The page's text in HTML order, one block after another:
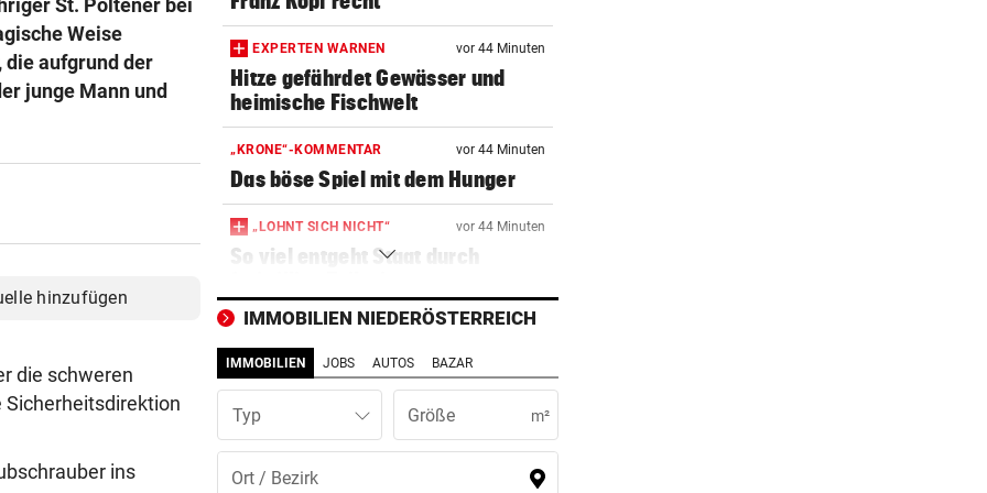
St. Pöltener bei
Weise
die aufgrund der
junge Mann und
hinzufügen
die schweren
Sicherheitsdirektion
ins
EXPERTEN WARNEN vor 44 Minuten
Hitze gefährdet Gewässer und
heimische Fischwelt
„KRONE“-KOMMENTAR vor 44 Minuten
Das böse Spiel mit dem Hunger
„LOHNT SICH NICHT“ vor 44 Minuten
So viel entgeht Staat durch
VON IT BIS DOKU-FILM vor 44 Minuten
Hackeln statt faulenzen: So
läuft‘s bei Ferialjobs
„KRONE“-INTERVIEW
Bibiza: „Der Vergleich mit Falco
ist mir egal“
IMMOBILIEN NIEDERÖSTERREICH
IMMOBILIEN JOBS AUTOS BAZAR
Typ m²